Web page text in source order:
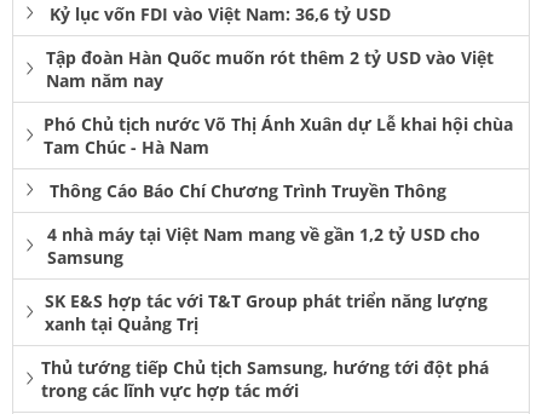
Kỷ lục vốn FDI vào Việt Nam: 36,6 tỷ USD
Tập đoàn Hàn Quốc muốn rót thêm 2 tỷ USD vào Việt
Nam năm nay
Phó Chủ tịch nước Võ Thị Ánh Xuân dự Lễ khai hội chùa
Tam Chúc - Hà Nam
Thông Cáo Báo Chí Chương Trình Truyền Thông
4 nhà máy tại Việt Nam mang về gần 1,2 tỷ USD cho
Samsung
SK E&S hợp tác với T&T Group phát triển năng lượng
xanh tại Quảng Trị
Thủ tướng tiếp Chủ tịch Samsung, hướng tới đột phá
trong các lĩnh vực hợp tác mới